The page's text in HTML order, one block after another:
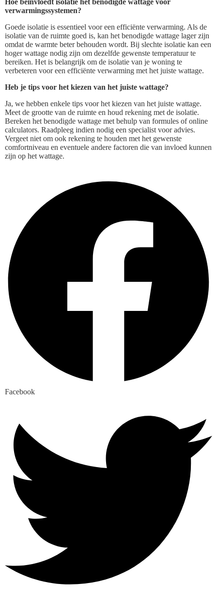
Hoe beïnvloedt isolatie het benodigde wattage voor
verwarmingssystemen?
Goede isolatie is essentieel voor een efficiënte verwarming. Als de
isolatie van de ruimte goed is, kan het benodigde wattage lager zijn
omdat de warmte beter behouden wordt. Bij slechte isolatie kan een
hoger wattage nodig zijn om dezelfde gewenste temperatuur te
bereiken. Het is belangrijk om de isolatie van je woning te
verbeteren voor een efficiënte verwarming met het juiste wattage.
Heb je tips voor het kiezen van het juiste wattage?
Ja, we hebben enkele tips voor het kiezen van het juiste wattage.
Meet de grootte van de ruimte en houd rekening met de isolatie.
Bereken het benodigde wattage met behulp van formules of online
calculators. Raadpleeg indien nodig een specialist voor advies.
Vergeet niet om ook rekening te houden met het gewenste
comfortniveau en eventuele andere factoren die van invloed kunnen
zijn op het wattage.
Facebook